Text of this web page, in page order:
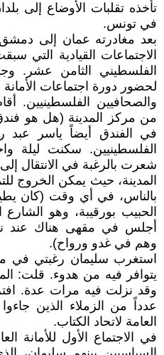
تأخذه تقلبات الأوضاع إلى
في تونس.
بعد مغادرته عمان إلى
الاجتماعات القيادية التي
الفلسطيني الثامن عشر.
لحضور دورة اجتماعات الأمانة
والصحافيين الفلسطينيين.
من مركز المدينة (هل هو
في الفندق أيضاً ياسر عبد
الفلسطينيين. سكنت ليلة
شعرت بالرغبة في الانتقال
المدينة، حيث يمكن الخروج
بالناس، في أي وقت (كان
الحبيب بورقيبة، وهو
أجلس في مقهى هناك عند
وهم في غدو ورواح).
استغرب سليمان رغبتي في
يتوافر فيه من هدوء. قلت:
وقد نزلت فيه مرات عدة.
عدداً من الزملاء الذين
العامة لاتحاد الكتاب.
في الاجتماع الأول للأمانة